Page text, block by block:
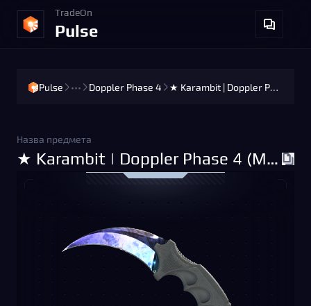
TradeOn
Pulse
Pulse ••• Doppler Phase 4 ★ Karambit | Doppler Phase 4 (Minimal Wear)
Назва предмета
★ Karambit | Doppler Phase 4 (Minimal Wear)